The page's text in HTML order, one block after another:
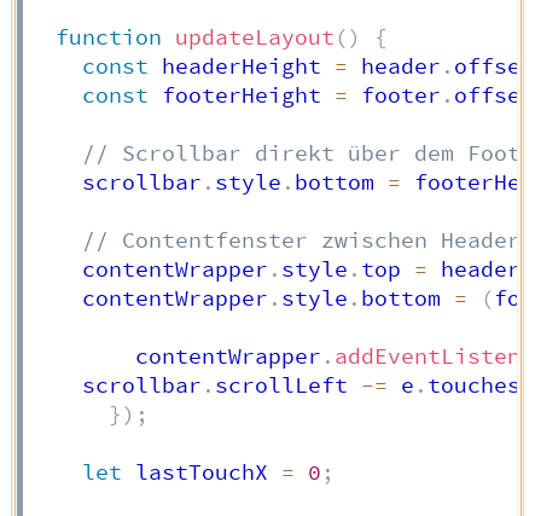
function updateLayout ()
{
const headerHeight = header .
const footerHeight = footer .
// Scrollbar direkt über dem
    scrollbar
. style . bottom =
// Contentfenster zwischen Header
    contentWrapper
. style . top =
    contentWrapper
. style . bottom = (
	    contentWrapper
.
    scrollbar
. scrollLeft -= e . touches
}) ;
let lastTouchX = 0 ;